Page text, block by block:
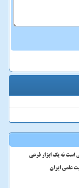
است نه یک ابزار فرعی
علمی ایران